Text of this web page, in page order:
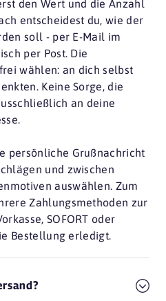
den Wert und die Anzahl
entscheidest du, wie der
soll - per E-Mail im
per Post. Die
wählen: an dich selbst
Keine Sorge, die
an deine
persönliche Grußnachricht
und zwischen
auswählen. Zum
Zahlungsmethoden zur
SOFORT oder
Bestellung erledigt.